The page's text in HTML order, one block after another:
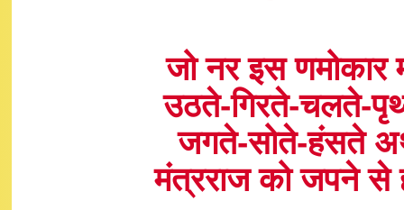
जो नर इस
उठते-गिरते-चलते-
जगते-सोते-हंसते
मंत्रराज को जपने से